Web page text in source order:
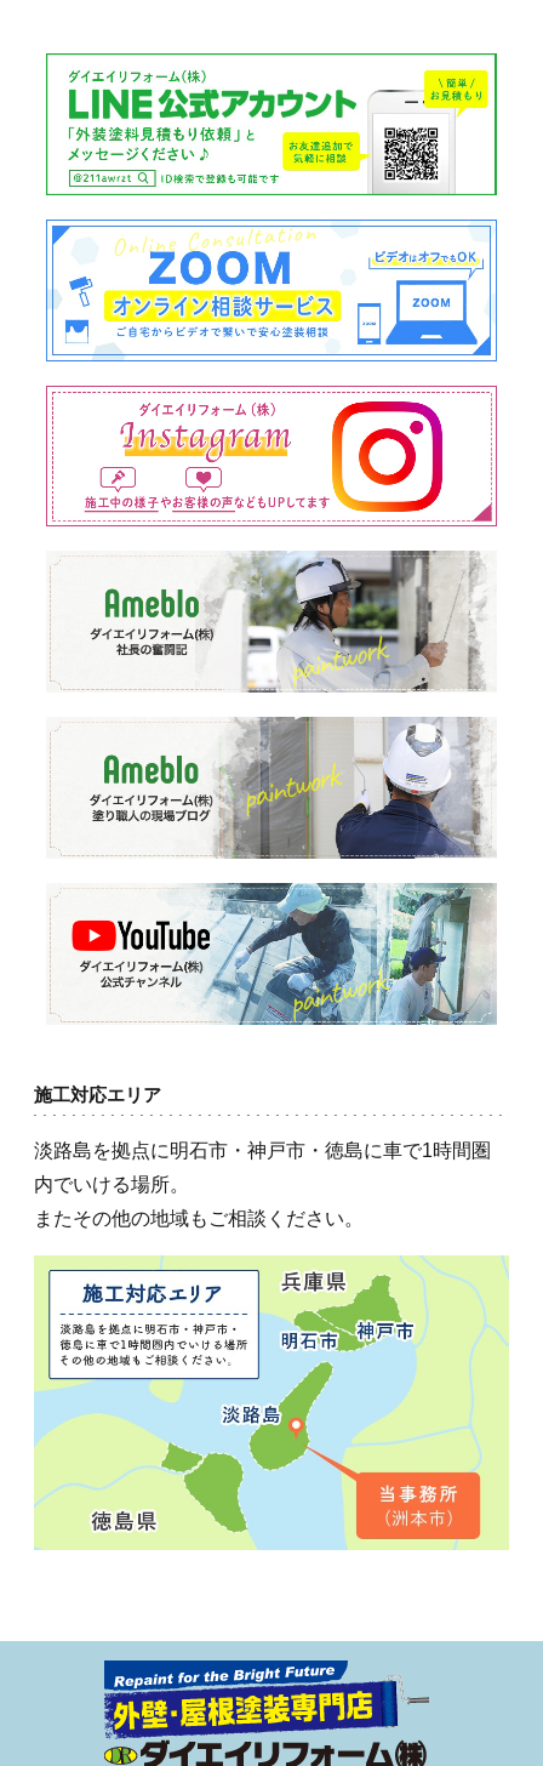
施工対応エリア
淡路島を拠点に明石市・神戸市・徳島に車で1時間圏
内でいける場所。
またその他の地域もご相談ください。